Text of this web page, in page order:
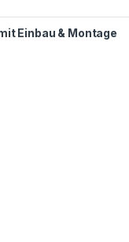
Einbau & Montage